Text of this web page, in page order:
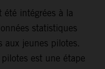
été intégrées à la
statistiques
aux jeunes pilotes.
est une étape